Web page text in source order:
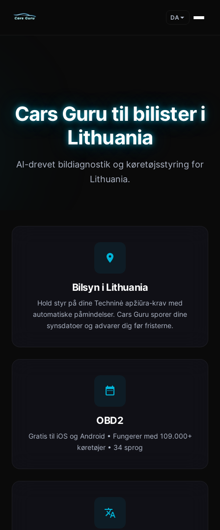
DA
Cars Guru til bilister i
Lithuania
AI-drevet bildiagnostik og køretøjsstyring for
Lithuania.
Bilsyn i Lithuania
Hold styr på dine Techninė apžiūra-krav med
automatiske påmindelser. Cars Guru sporer dine
synsdatoer og advarer dig før fristerne.
OBD2
Gratis til iOS og Android • Fungerer med 109.000+
køretøjer • 34 sprog